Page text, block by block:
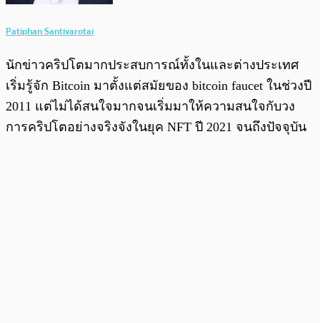
Patiphan Santivarotai
นักข่าวคริปโตมากประสบการณ์ทั้งในและต่างประเทศ
เริ่มรู้จัก Bitcoin มาตั้งแต่สมัยของ bitcoin faucet ในช่วงปี
2011 แต่ไม่ได้สนใจมากจนเริ่มมาให้ความสนใจกับวง
การคริปโตอย่างจริงจังในยุค NFT ปี 2021 จนถึงปัจจุบัน